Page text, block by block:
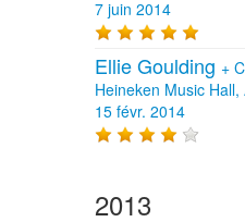
7 juin 2014
Ellie Goulding +
Heineken Music
15 févr. 2014
2013